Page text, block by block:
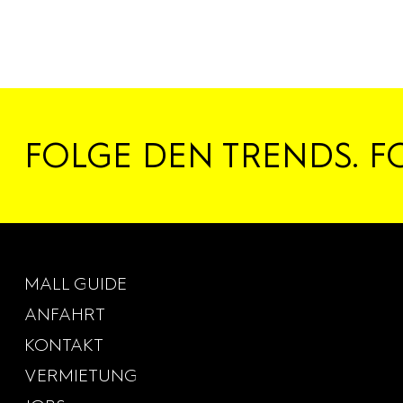
FOLGE DEN TRENDS.
MALL GUIDE
ANFAHRT
KONTAKT
VERMIETUNG